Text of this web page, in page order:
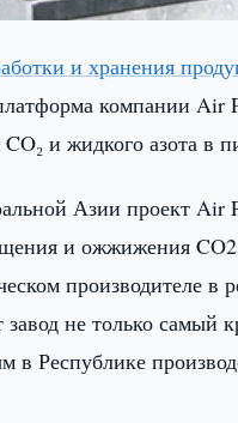
и хранения
компании Air
и жидкого азота в
Азии проект Air
и ожжижения
производителе в
не только
в Республике